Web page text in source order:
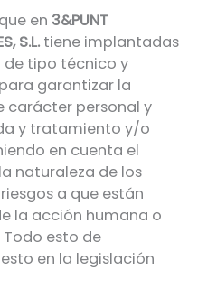
en 3&PUNT
S.L. tiene implantadas
de tipo técnico y
garantizar la
carácter personal y
y tratamiento y/o
en cuenta el
naturaleza de los
a que están
la acción humana o
esto de
en la legislación